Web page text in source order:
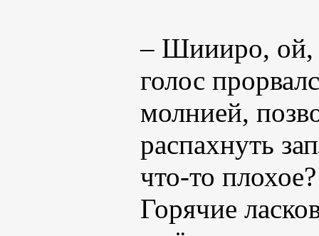
– Шиииро, ой,
голос
молнией,
распахнуть
что-то плохое?
Горячие